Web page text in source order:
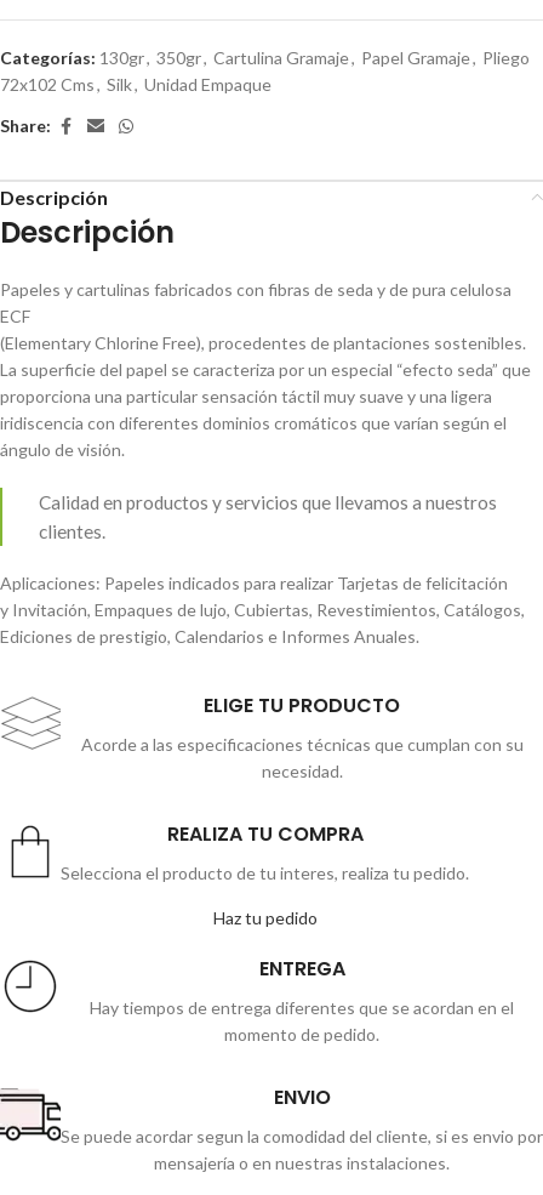
Categorías: 130gr, 350gr, Cartulina Gramaje, Papel Gramaje, Pliego
72x102 Cms, Silk, Unidad Empaque
Share:
Descripción
Descripción
Papeles y cartulinas fabricados con fibras de seda y de pura celulosa
ECF
(Elementary Chlorine Free), procedentes de plantaciones sostenibles.
La superficie del papel se caracteriza por un especial “efecto seda” que
proporciona una particular sensación táctil muy suave y una ligera
iridiscencia con diferentes dominios cromáticos que varían según el
ángulo de visión.
Calidad en productos y servicios que llevamos a nuestros
clientes.
Aplicaciones: Papeles indicados para realizar Tarjetas de felicitación
y Invitación, Empaques de lujo, Cubiertas, Revestimientos, Catálogos,
Ediciones de prestigio, Calendarios e Informes Anuales.
ELIGE TU PRODUCTO
Acorde a las especificaciones técnicas que cumplan con su
necesidad.
REALIZA TU COMPRA
Selecciona el producto de tu interes, realiza tu pedido.
Haz tu pedido
ENTREGA
Hay tiempos de entrega diferentes que se acordan en el
momento de pedido.
ENVIO
Se puede acordar segun la comodidad del cliente, si es envio por
mensajería o en nuestras instalaciones.